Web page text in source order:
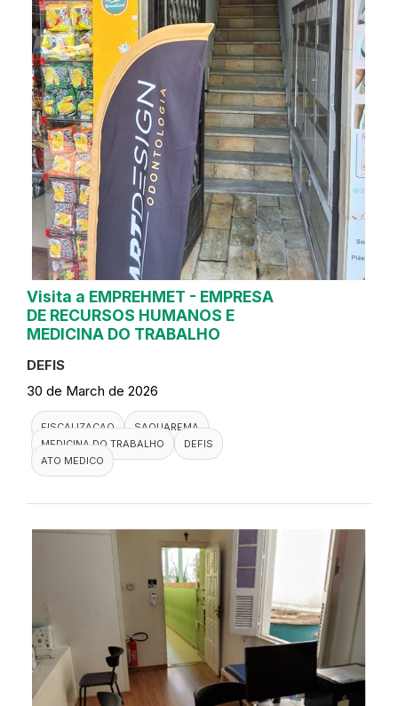
Visita a EMPREHMET - EMPRESA
DE RECURSOS HUMANOS E
MEDICINA DO TRABALHO
DEFIS
30 de March de 2026
FISCALIZACAO
SAQUAREMA
MEDICINA DO TRABALHO
DEFIS
ATO MEDICO